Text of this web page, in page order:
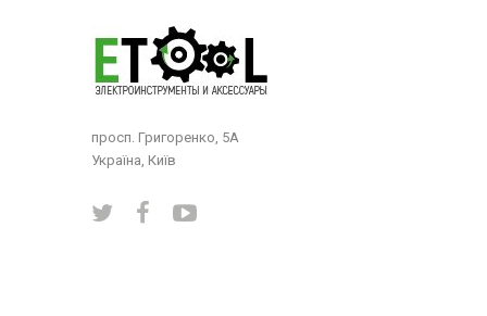
просп. Григоренко, 5А
Україна, Київ